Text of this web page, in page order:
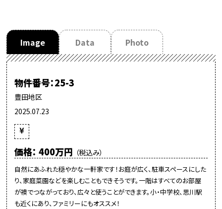
Image Data Photo
物件番号：25-3
豊田地区
2025.07.23
価格： 400万円 （税込み）
自然にあふれた穏やかな一軒家です！お庭が広く、駐車スペースにした
り、家庭菜園などを楽しむこともできそうです。一階はすべてのお部屋
が襖でつながっており、広々と使うことができます。小・中学校、思川駅
も近くにあり、ファミリーにもオススメ！